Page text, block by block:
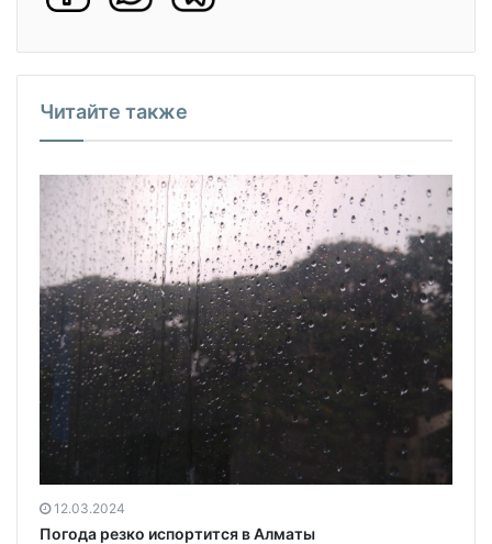
Читайте также
12.03.2024
Погода резко испортится в Алматы